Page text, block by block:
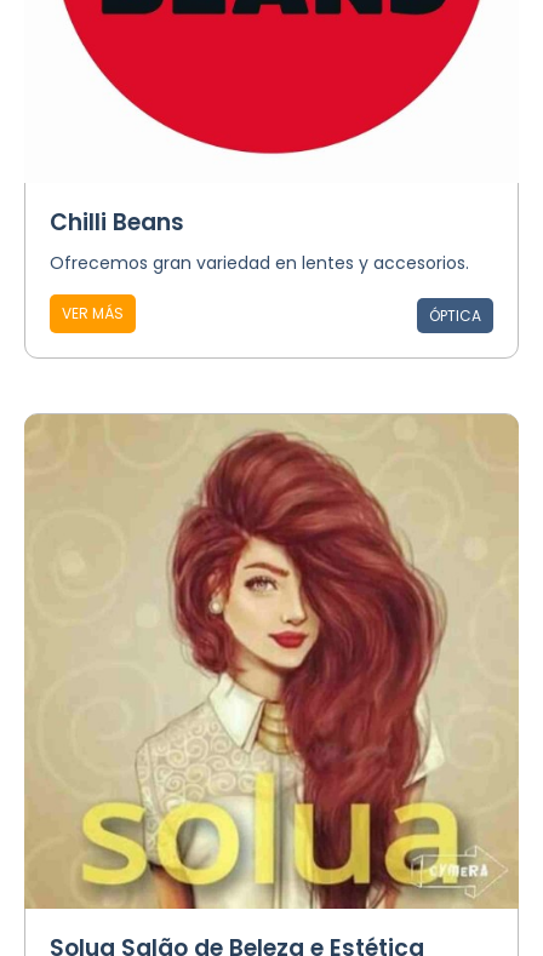
Chilli Beans
Ofrecemos gran variedad en lentes y accesorios.
VER MÁS ÓPTICA
Solua Salão de Beleza e Estética